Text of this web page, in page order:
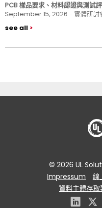
PCB 樣品要求、材料認證與測試
September 15, 2026 - 實體研討
see all
© 2026 UL
Impressum
線
資料主體存